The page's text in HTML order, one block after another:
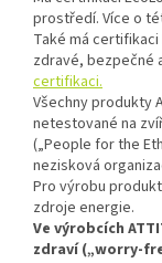
prostředí. Více o
Také má
zdravé, bezpečné
certifikaci.
Všechny produkty
netestované na
(„People for the
nezisková
Pro výrobu
zdroje energie.
Ve výrobcích
zdraví („worry-